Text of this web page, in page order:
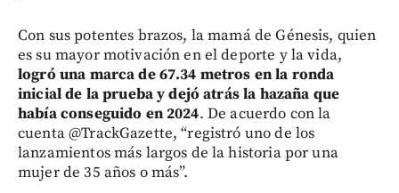
Con sus potentes brazos, la mamá de Génesis, quien
es su mayor motivación en el deporte y la vida,
logró una marca de 67.34 metros en la ronda
inicial de la prueba y dejó atrás la hazaña que
había conseguido en 2024. De acuerdo con la
cuenta @TrackGazette, “registró uno de los
lanzamientos más largos de la historia por una
mujer de 35 años o más”.